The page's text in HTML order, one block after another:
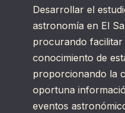
Desarrollar el
astronomía en El
procurando
conocimiento de
proporcionando la
oportuna
eventos